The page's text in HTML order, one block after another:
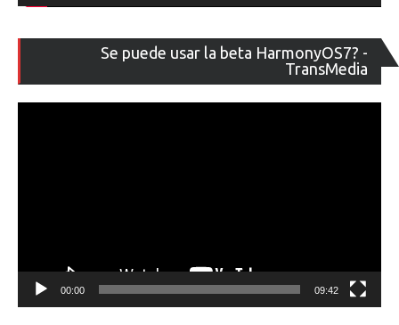
Se puede usar la beta HarmonyOS7? -
TransMedia
de
00:00 09:42